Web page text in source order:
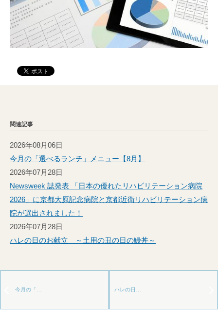
採用 サイト
関連記事
2026年08月06日
今月の「選べるランチ」メニュー【8月】
2026年07月28日
Newsweek 誌発表 「日本の優れたリハビリテーション病院
2026」に京都大原記念病院と京都近衛リハビリテーション病
院が選出されました！
2026年07月28日
ハレの日のお献立 ～土用の丑の日の鰻丼～
今月の「… ハレの日…